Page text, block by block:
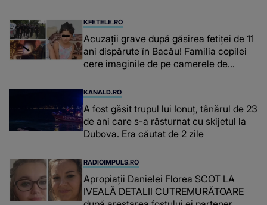
înțepe sânul”
KFETELE.RO
Acuzații grave după găsirea fetiței de 11
ani dispărute în Bacău! Familia copilei
cere imaginile de pe camerele de
mea...”
KANALD.RO
A fost găsit trupul lui Ionuț, tânărul de 23
de ani care s-a răsturnat cu skijetul la
Dubova. Era căutat de 2 zile
RADIOIMPULS.RO
Apropiații Danielei Florea SCOT LA
IVEALĂ DETALII CUTREMURĂTOARE